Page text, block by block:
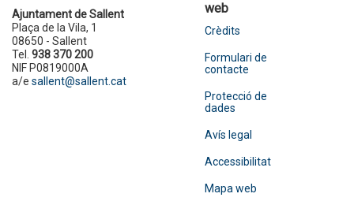
Ajuntament de Sallent
Plaça de la Vila, 1
08650 - Sallent
Tel. 938 370 200
NIF P0819000A
a/e sallent@sallent.cat
web
Crèdits
Formulari de
contacte
Protecció de
dades
Avís legal
Accessibilitat
Mapa web